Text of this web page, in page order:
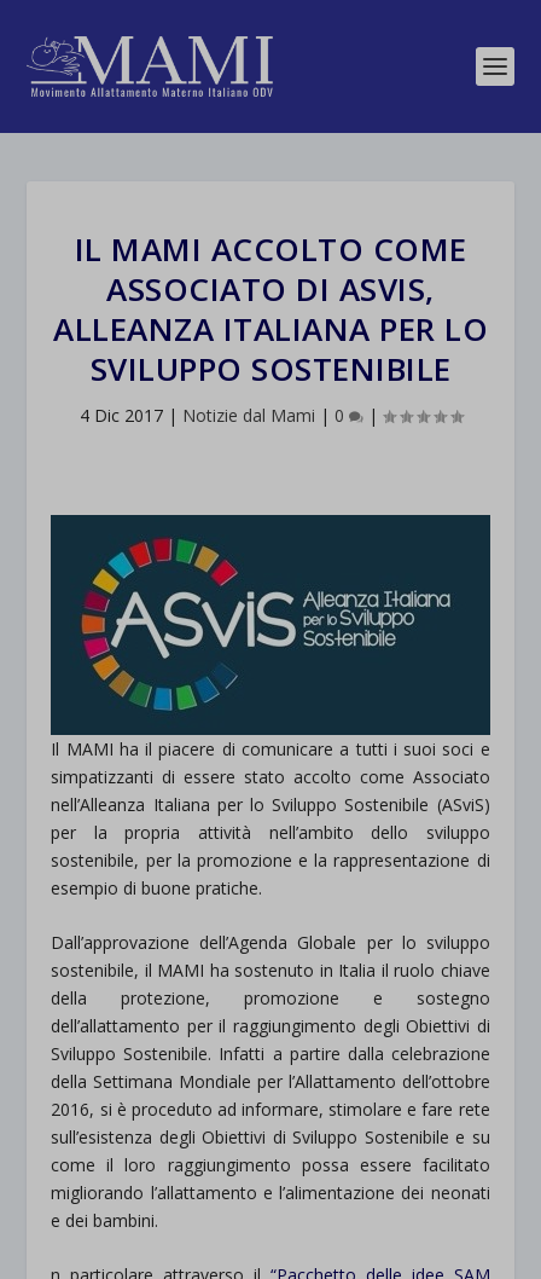
IL MAMI ACCOLTO COME
ASSOCIATO DI ASVIS,
ALLEANZA ITALIANA PER LO
SVILUPPO SOSTENIBILE
4 Dic 2017| Notizie dal Mami | 0 |
Il MAMI ha il piacere di comunicare a tutti i suoi soci e
simpatizzanti di essere stato accolto come Associato
nell’Alleanza Italiana per lo Sviluppo Sostenibile (ASviS)
per la propria attività nell’ambito dello sviluppo
sostenibile, per la promozione e la rappresentazione di
esempio di buone pratiche.
Dall’approvazione dell’Agenda Globale per lo sviluppo
sostenibile, il MAMI ha sostenuto in Italia il ruolo chiave
della protezione, promozione e sostegno
dell’allattamento per il raggiungimento degli Obiettivi di
Sviluppo Sostenibile. Infatti a partire dalla celebrazione
della Settimana Mondiale per l’Allattamento dell’ottobre
2016, si è proceduto ad informare, stimolare e fare rete
sull’esistenza degli Obiettivi di Sviluppo Sostenibile e su
come il loro raggiungimento possa essere facilitato
migliorando l’allattamento e l’alimentazione dei neonati
e dei bambini.